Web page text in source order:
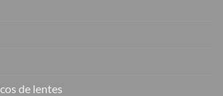
de lentes